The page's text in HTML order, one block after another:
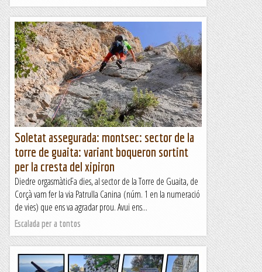
Soletat assegurada: montsec: sector de la
torre de guaita: variant boqueron sortint
per la cresta del xipiron
Diedre orgasmàticFa dies, al sector de la Torre de Guaita, de
Corçà vam fer la via Patrulla Canina (núm. 1 en la numeració
de vies) que ens va agradar prou. Avui ens...
Escalada per a tontos